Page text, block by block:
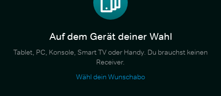
Auf dem Gerät deiner Wahl
Tablet, PC, Konsole, Smart TV oder Handy. Du brauchst keinen
Receiver.
Wähl dein Wunschabo